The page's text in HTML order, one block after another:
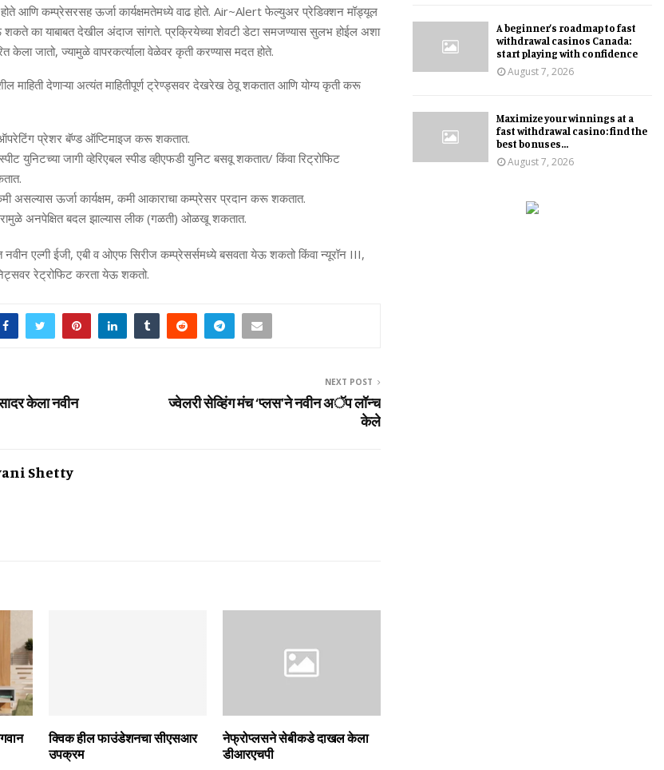
आणि कम्‍प्रेसरसह ऊर्जा कार्यक्षमतेमध्‍ये वाढ होते. Air~Alert फेल्युअर प्रेडिक्‍शन मॉड्यूल
शकते का याबाबत देखील अंदाज सांगते. प्रक्रियेच्‍या शेवटी डेटा समजण्‍यास सुलभ होईल अशा
केला जातो, ज्‍यामुळे वापरकर्त्‍याला वेळेवर कृती करण्‍यास मदत होते.
माहिती देणाऱ्या अत्‍यंत माहितीपूर्ण ट्रेण्‍ड्सवर देखरेख ठेवू शकतात आणि योग्‍य कृती करू
ऑपरेटिंग प्रेशर बॅण्‍ड ऑप्टिमाइज करू शकतात.
युनिटच्‍या जागी व्‍हेरिएबल स्‍पीड व्‍हीएफडी युनिट बसवू शकतात/ किंवा रिट्रोफिट
असल्‍यास ऊर्जा कार्यक्षम, कमी आकाराचा कम्‍प्रेसर प्रदान करू शकतात.
अनपेक्षित बदल झाल्‍यास लीक (गळती) ओळखू शकतात.
एल्‍गी ईजी, एबी व ओएफ सिरीज कम्‍प्रेसर्समध्‍ये बसवता येऊ शकतो किंवा न्‍यूरॉन III,
रेट्रोफिट करता येऊ शकतो.
केला नवीन
NEXT POST
ज्वेलरी सेव्हिंग मंच ‘प्लस’ने नवीन अॅप लॉन्च
केले
Shetty
क्विक हील फाउंडेशनचा सीएसआर
उपक्रम
नेफ्रोप्लसने सेबीकडे दाखल केला
डीआरएचपी
A beginner’s roadmap to fast
withdrawal casinos Canada:
start playing with confidence
August 7, 2026
Maximize your winnings at a
fast withdrawal casino: find the
best bonuses...
August 7, 2026